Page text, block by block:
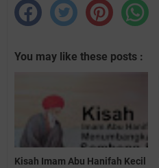
You may like these posts :
Kisah Imam Abu Hanifah Kecil